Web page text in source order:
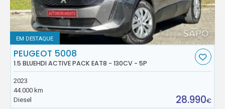
EM DESTAQUE
PEUGEOT 5008
1.5 BLUEHDI ACTIVE PACK EAT8 - 130CV - 5P
2023
44.000 km
Diesel
28.990€